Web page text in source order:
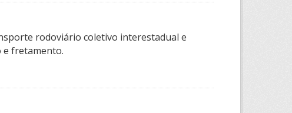
rodoviário coletivo interestadual e
e fretamento.